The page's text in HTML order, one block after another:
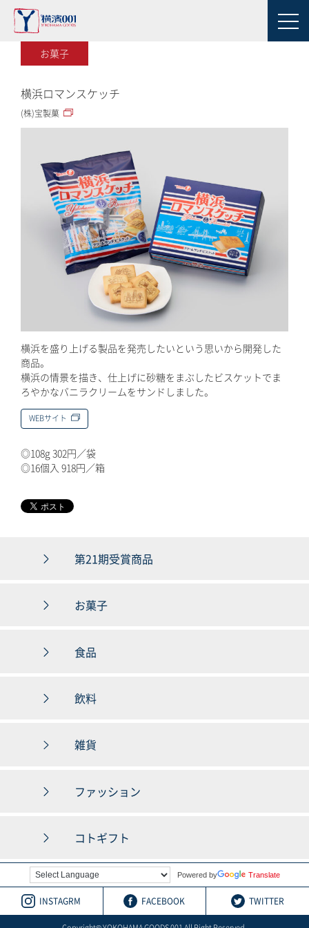
お菓子
横浜ロマンスケッチ
(株)宝製菓
横浜を盛り上げる製品を発売したいという思いから開発した
商品。
横浜の情景を描き、仕上げに砂糖をまぶしたビスケットでま
ろやかなバニラクリームをサンドしました。
WEBサイト
◎108g 302円／袋
◎16個入 918円／箱
第21期受賞商品
お菓子
食品
飲料
雑貨
ファッション
コトギフト
Powered by Translate
INSTAGRM FACEBOOK TWITTER